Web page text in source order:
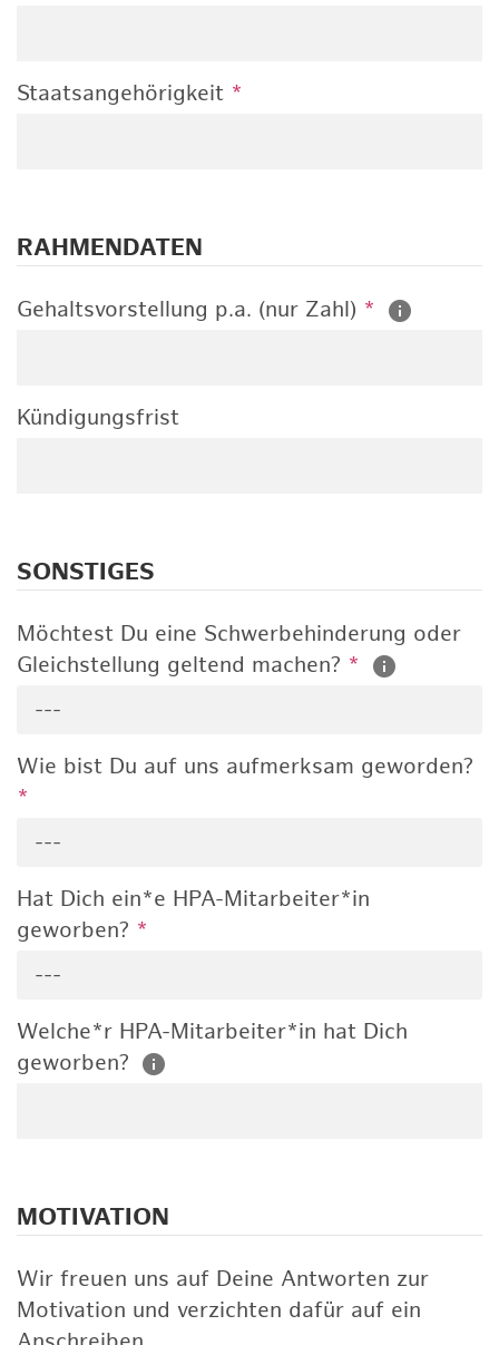
Staatsangehörigkeit *
RAHMENDATEN
Gehaltsvorstellung p.a. (nur Zahl) *
Kündigungsfrist
SONSTIGES
Möchtest Du eine Schwerbehinderung oder
Gleichstellung geltend machen? *
---
Wie bist Du auf uns aufmerksam geworden?
*
---
Hat Dich ein*e HPA-Mitarbeiter*in
geworben? *
---
Welche*r HPA-Mitarbeiter*in hat Dich
geworben?
MOTIVATION
Wir freuen uns auf Deine Antworten zur
Motivation und verzichten dafür auf ein